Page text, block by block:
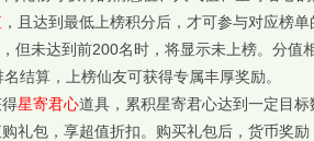
，且达到最低上榜积分后，才可参与对应榜
但未达到前200名时，将显示未上榜。分值
结算，上榜仙友可获得专属丰厚奖励。
星寄君心道具，累积星寄君心达到一定目标
礼包，享超值折扣。购买礼包后，货币奖